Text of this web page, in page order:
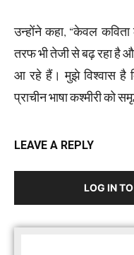
उन्होंने कहा, “केवल
तरफ भी तेजी से बढ़ रहा
आ रहे हैं। मुझे विश्वास है
प्राचीन भाषा कश्मीरी को
LEAVE A REPLY
LOG IN